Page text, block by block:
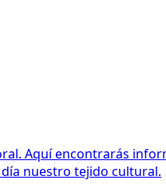
Aquí encontrarás
nuestro tejido cultural.